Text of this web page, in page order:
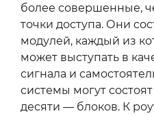
более совершенные,
точки доступа. Они
модулей, каждый из
может выступать в
сигнала и
системы могут
десяти — блоков. К